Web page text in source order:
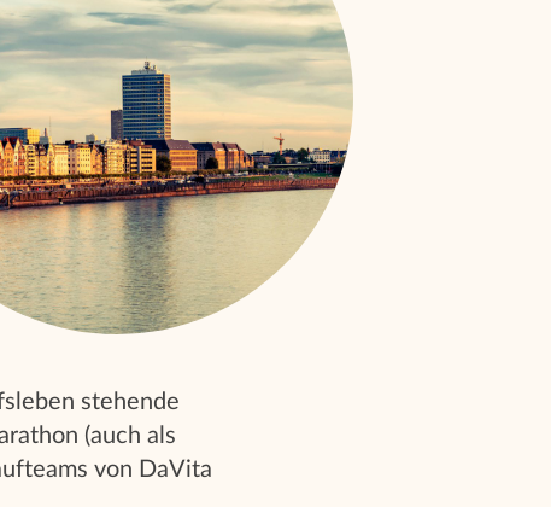
stehende
(auch als
von DaVita